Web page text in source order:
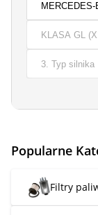
Popularne
Filtry